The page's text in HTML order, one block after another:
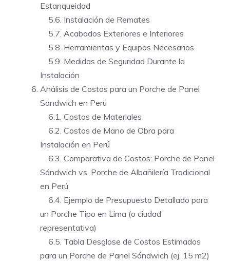
Estanqueidad
5.6. Instalación de Remates
5.7. Acabados Exteriores e Interiores
5.8. Herramientas y Equipos Necesarios
5.9. Medidas de Seguridad Durante la
Instalación
Análisis de Costos para un Porche de Panel
Sándwich en Perú
6.1. Costos de Materiales
6.2. Costos de Mano de Obra para
Instalación en Perú
6.3. Comparativa de Costos: Porche de Panel
Sándwich vs. Porche de Albañilería Tradicional
en Perú
6.4. Ejemplo de Presupuesto Detallado para
un Porche Tipo en Lima (o ciudad
representativa)
6.5. Tabla Desglose de Costos Estimados
para un Porche de Panel Sándwich (ej. 15 m2)